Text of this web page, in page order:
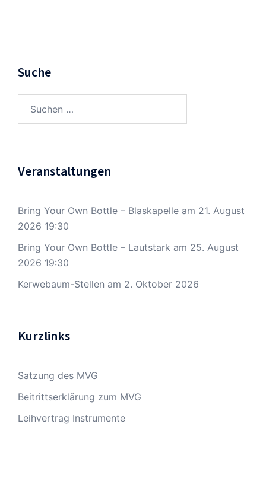
Suche
nach:
Veranstaltungen
Bring Your Own Bottle – Blaskapelle am 21. August
2026 19:30
Bring Your Own Bottle – Lautstark am 25. August
2026 19:30
Kerwebaum-Stellen am 2. Oktober 2026
Kurzlinks
Satzung des MVG
Beitrittserklärung zum MVG
Leihvertrag Instrumente